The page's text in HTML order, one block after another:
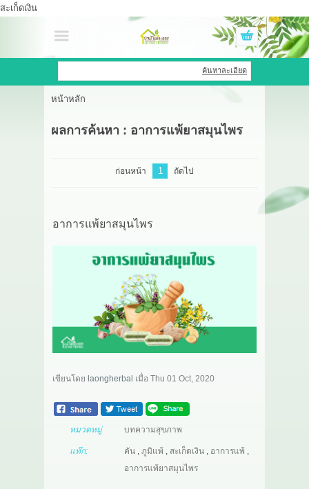
สะเก็ดเงิน
เข้าสู่ระบบ สมัครสมาชิก
สินค้าที่สนใจ
หน้าหลัก
HERBBRIGHT WELLNESS
GREEN HOUSE
เกี่ยวกับเรา
ค้นหาละเอียด
หน้าหลัก
ผลการค้นหา : อาการแพ้ยาสมุนไพร
ก่อนหน้า 1 ถัดไป
อาการแพ้ยาสมุนไพร
เขียนโดย laongherbal เมื่อ Thu 01 Oct, 2020
หมวดหมู่ บทความสุขภาพ
แท๊ก: คัน, ภูมิแพ้ , สะเก็ดเงิน, อาการแพ้ ,
อาการแพ้ยาสมุนไพร